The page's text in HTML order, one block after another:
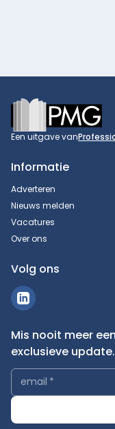
Footer
Een uitgave van
Informatie
Adverteren
Nieuws melden
Vacatures
Over ons
Volg ons
Mis nooit meer
exclusieve update.
email *